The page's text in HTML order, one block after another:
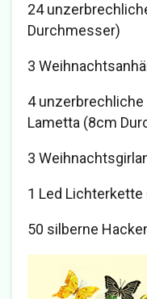
24
Durchmesser)
3
4
Lametta (8cm
3
1 Led Lichterkette
50 silberne